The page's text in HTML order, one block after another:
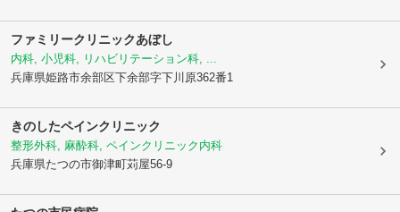
ファミリークリニックあぼし
内科, 小児科, リハビリテーション科, ...
兵庫県姫路市余部区下余部字下川原362番1
きのしたペインクリニック
整形外科, 麻酔科, ペインクリニック内科
兵庫県たつの市御津町苅屋56-9